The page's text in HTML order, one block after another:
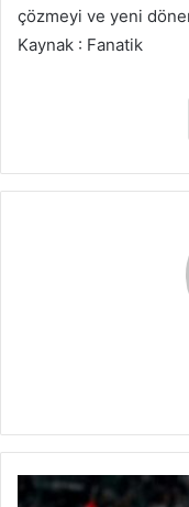
çözmeyi ve yeni
Kaynak : Fanatik